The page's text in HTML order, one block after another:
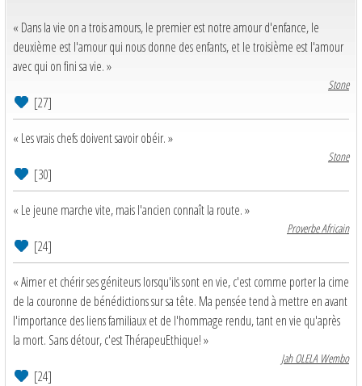
« Dans la vie on a trois amours, le premier est notre amour d'enfance, le
deuxième est l'amour qui nous donne des enfants, et le troisième est l'amour
avec qui on fini sa vie. »
Stone
[27]
« Les vrais chefs doivent savoir obéir. »
Stone
[30]
« Le jeune marche vite, mais l'ancien connaît la route. »
Proverbe Africain
[24]
« Aimer et chérir ses géniteurs lorsqu'ils sont en vie, c'est comme porter la cime
de la couronne de bénédictions sur sa tête. Ma pensée tend à mettre en avant
l'importance des liens familiaux et de l'hommage rendu, tant en vie qu'après
la mort. Sans détour, c'est ThérapeuEthique! »
Jah OLELA Wembo
[24]